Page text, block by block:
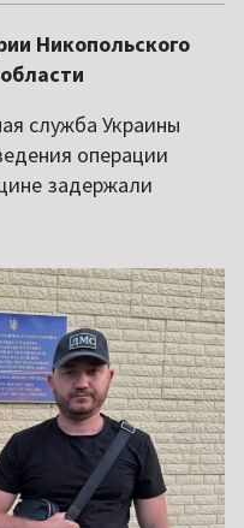
Никопольского
служба Украины
операции
задержали